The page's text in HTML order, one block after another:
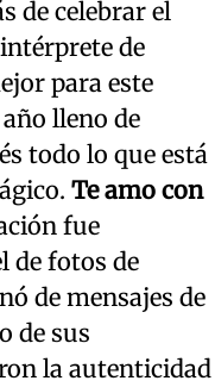
de celebrar el
de
para este
lleno de
todo lo que está
Te amo con
fue
de fotos de
de mensajes de
de sus
la autenticidad